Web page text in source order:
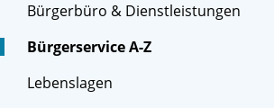
Bürgerbüro & Dienstleistungen
Bürgerservice A-Z
Lebenslagen